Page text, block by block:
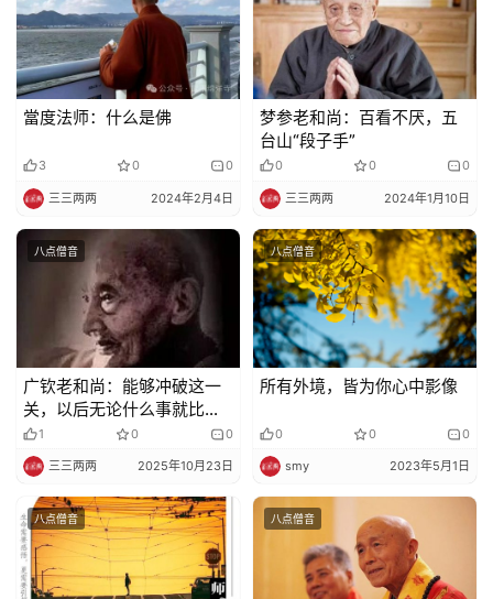
當度法师：什么是佛
3 0 0
三三两两 2024年2月4日
梦参老和尚：百看不厌，五
台山“段子手”
0 0 0
三三两两 2024年1月10日
八点僧音
广钦老和尚：能够冲破这一
关，以后无论什么事就比较
不会起烦恼 ！
1 0 0
三三两两 2025年10月23日
八点僧音
所有外境，皆为你心中影像
0 0 0
smy 2023年5月1日
八点僧音 八点僧音